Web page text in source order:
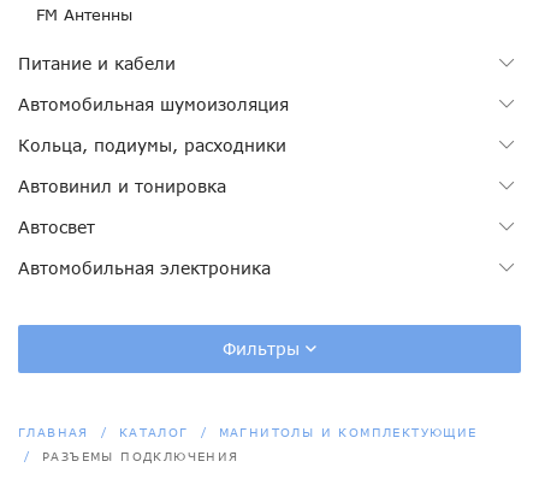
FM Антенны
Питание и кабели
Автомобильная шумоизоляция
Кольца, подиумы, расходники
Автовинил и тонировка
Автосвет
Автомобильная электроника
Фильтры
ГЛАВНАЯ КАТАЛОГ
МАГНИТОЛЫ И КОМПЛЕКТУЮЩИЕ
РАЗЪЕМЫ ПОДКЛЮЧЕНИЯ